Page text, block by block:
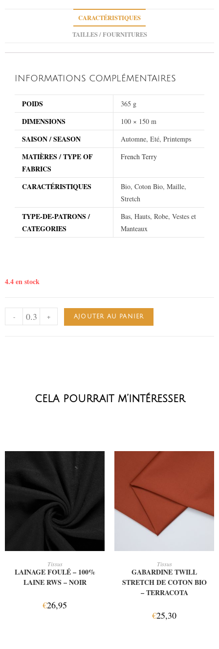
CARACTÉRISTIQUES
TAILLES / FOURNITURES
INFORMATIONS COMPLÉMENTAIRES
POIDS 365 g
DIMENSIONS 100 × 150 m
SAISON / SEASON Automne, Eté, Printemps
MATIÈRES / TYPE OF
FABRICS
French Terry
CARACTÉRISTIQUES
Bio, Coton Bio, Maille,
Stretch
TYPE-DE-PATRONS /
CATEGORIES
Bas, Hauts, Robe, Vestes et
Manteaux
4.4 en stock
- + AJOUTER AU PANIER
cela pourrait m’intéresser
Tissus
LAINAGE FOULÉ – 100%
LAINE RWS – NOIR
€26,95
Tissus
GABARDINE TWILL
STRETCH DE COTON BIO
– TERRACOTA
€25,30